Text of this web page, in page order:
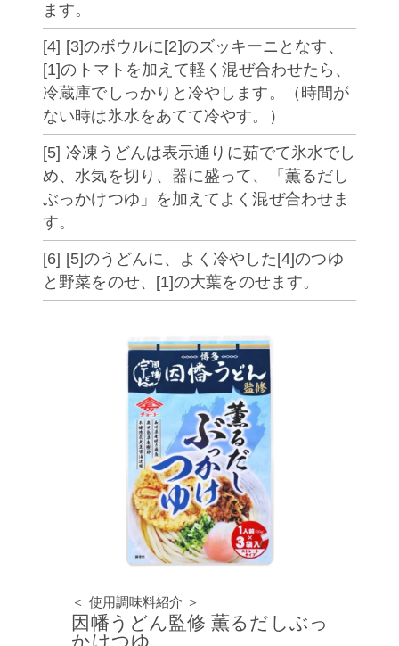
ます。
[4] [3]のボウルに[2]のズッキーニとなす、
[1]のトマトを加えて軽く混ぜ合わせたら、
冷蔵庫でしっかりと冷やします。（時間が
ない時は氷水をあてて冷やす。）
[5] 冷凍うどんは表示通りに茹でて氷水でし
め、水気を切り、器に盛って、「薫るだし
ぶっかけつゆ」を加えてよく混ぜ合わせま
す。
[6] [5]のうどんに、よく冷やした[4]のつゆ
と野菜をのせ、[1]の大葉をのせます。
＜ 使用調味料紹介 ＞
因幡うどん監修 薫るだしぶっ
かけつゆ